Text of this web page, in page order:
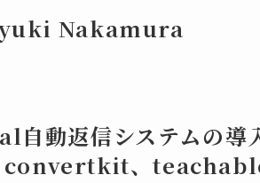
Nakamura
動返信システムの導
convertkit、